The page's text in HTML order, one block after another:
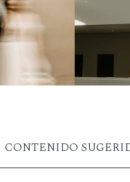
CONTENIDO